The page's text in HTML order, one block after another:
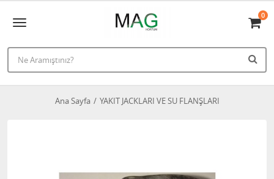
0
Ana Sayfa YAKIT JACKLARI VE SU FLANŞLARI